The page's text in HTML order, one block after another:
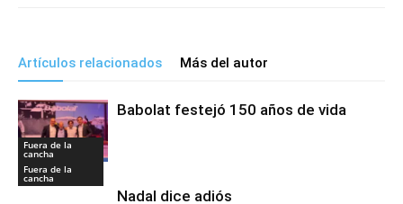
Artículos relacionados Más del autor
Fuera de la
cancha
Babolat festejó 150 años de vida
Fuera de la
cancha
Nadal dice adiós